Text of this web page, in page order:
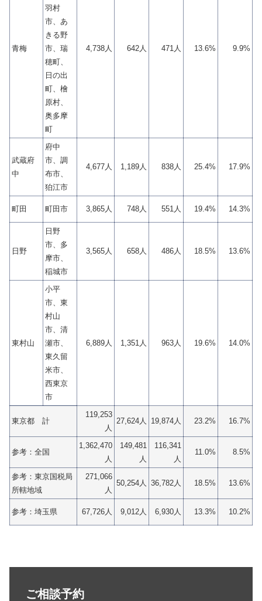
青梅
羽村
市、あ
きる野
市、瑞
穂町、
日の出
町、檜
原村、
奥多摩
町
4,738人 642人 471人 13.6% 9.9%
武蔵府
中
府中
市、調
布市、
狛江市
4,677人 1,189人 838人 25.4% 17.9%
町田 町田市 3,865人 748人 551人 19.4% 14.3%
日野
日野
市、多
摩市、
稲城市
3,565人 658人 486人 18.5% 13.6%
東村山
小平
市、東
村山
市、清
瀬市、
東久留
米市、
西東京
市
6,889人 1,351人 963人 19.6% 14.0%
東京都 計
119,253
人
27,624人 19,874人 23.2% 16.7%
参考：全国
1,362,470
人
149,481
人
116,341
人
11.0% 8.5%
参考：東京国税局
所轄地域
271,066
人
50,254人 36,782人 18.5% 13.6%
参考：埼玉県 67,726人 9,012人 6,930人 13.3% 10.2%
ご相談予約